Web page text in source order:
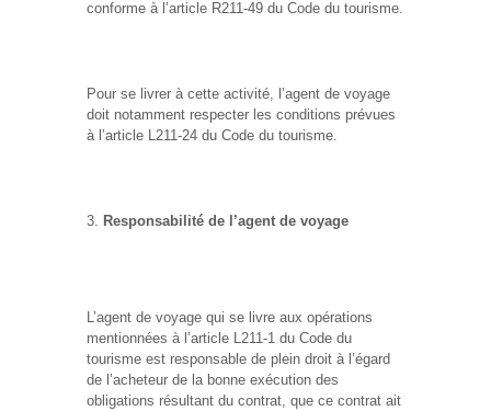
conforme à l’article R211-49 du Code du tourisme.
Pour se livrer à cette activité, l’agent de voyage
doit notamment respecter les conditions prévues
à l’article L211-24 du Code du tourisme.
Responsabilité de l’agent de voyage
L’agent de voyage qui se livre aux opérations
mentionnées à l’article L211-1 du Code du
tourisme est responsable de plein droit à l’égard
de l’acheteur de la bonne exécution des
obligations résultant du contrat, que ce contrat ait